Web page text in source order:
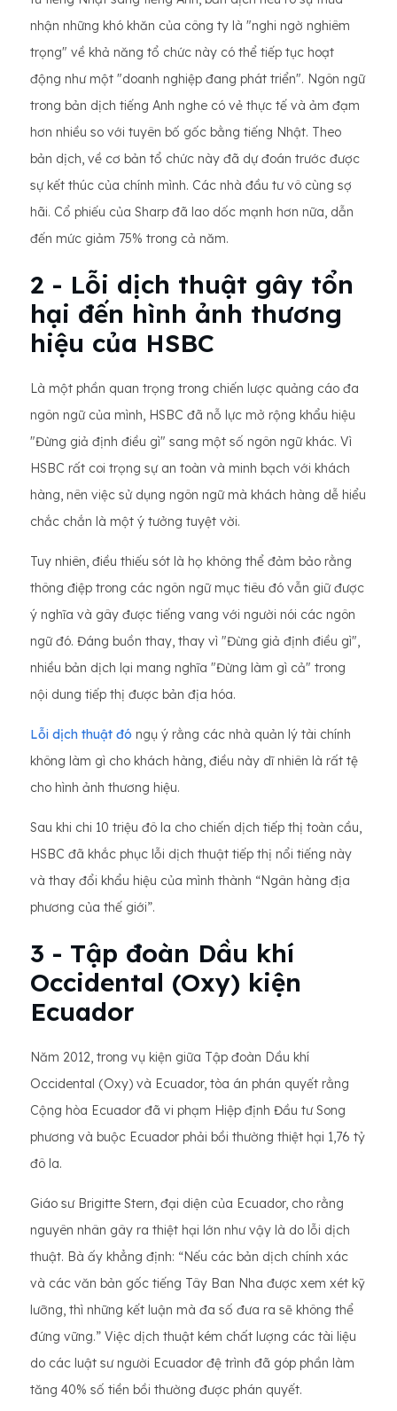
nhận những khó khăn của công ty là "nghi ngờ nghiêm
trọng" về khả năng tổ chức này có thể tiếp tục hoạt
động như một "doanh nghiệp đang phát triển". Ngôn ngữ
trong bản dịch tiếng Anh nghe có vẻ thực tế và ảm đạm
hơn nhiều so với tuyên bố gốc bằng tiếng Nhật. Theo
bản dịch, về cơ bản tổ chức này đã dự đoán trước được
sự kết thúc của chính mình. Các nhà đầu tư vô cùng sợ
hãi. Cổ phiếu của Sharp đã lao dốc mạnh hơn nữa, dẫn
đến mức giảm 75% trong cả năm.
2 - Lỗi dịch thuật gây tổn
hại đến hình ảnh thương
hiệu của HSBC
Là một phần quan trọng trong chiến lược quảng cáo đa
ngôn ngữ của mình, HSBC đã nỗ lực mở rộng khẩu hiệu
"Đừng giả định điều gì" sang một số ngôn ngữ khác. Vì
HSBC rất coi trọng sự an toàn và minh bạch với khách
hàng, nên việc sử dụng ngôn ngữ mà khách hàng dễ hiểu
chắc chắn là một ý tưởng tuyệt vời.
Tuy nhiên, điều thiếu sót là họ không thể đảm bảo rằng
thông điệp trong các ngôn ngữ mục tiêu đó vẫn giữ được
ý nghĩa và gây được tiếng vang với người nói các ngôn
ngữ đó. Đáng buồn thay, thay vì "Đừng giả định điều gì",
nhiều bản dịch lại mang nghĩa "Đừng làm gì cả" trong
nội dung tiếp thị được bản địa hóa.
Lỗi dịch thuật đó ngụ ý rằng các nhà quản lý tài chính
không làm gì cho khách hàng, điều này dĩ nhiên là rất tệ
cho hình ảnh thương hiệu.
Sau khi chi 10 triệu đô la cho chiến dịch tiếp thị toàn cầu,
HSBC đã khắc phục lỗi dịch thuật tiếp thị nổi tiếng này
và thay đổi khẩu hiệu của mình thành “Ngân hàng địa
phương của thế giới”.
3 - Tập đoàn Dầu khí
Occidental (Oxy) kiện
Ecuador
Năm 2012, trong vụ kiện giữa Tập đoàn Dầu khí
Occidental (Oxy) và Ecuador, tòa án phán quyết rằng
Cộng hòa Ecuador đã vi phạm Hiệp định Đầu tư Song
phương và buộc Ecuador phải bồi thường thiệt hại 1,76 tỷ
đô la.
Giáo sư Brigitte Stern, đại diện của Ecuador, cho rằng
nguyên nhân gây ra thiệt hại lớn như vậy là do lỗi dịch
thuật. Bà ấy khẳng định: “Nếu các bản dịch chính xác
và các văn bản gốc tiếng Tây Ban Nha được xem xét kỹ
lưỡng, thì những kết luận mà đa số đưa ra sẽ không thể
đứng vững.” Việc dịch thuật kém chất lượng các tài liệu
do các luật sư người Ecuador đệ trình đã góp phần làm
tăng 40% số tiền bồi thường được phán quyết.